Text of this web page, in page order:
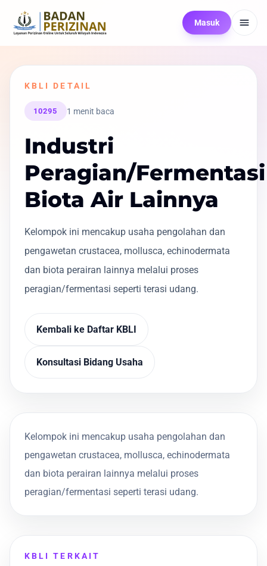
Masuk
KBLI DETAIL
10295 1 menit baca
Industri
Peragian/Fermentasi
Biota Air Lainnya
Kelompok ini mencakup usaha pengolahan dan
pengawetan crustacea, mollusca, echinodermata
dan biota perairan lainnya melalui proses
peragian/fermentasi seperti terasi udang.
Kembali ke Daftar KBLI
Konsultasi Bidang Usaha
Kelompok ini mencakup usaha pengolahan dan
pengawetan crustacea, mollusca, echinodermata
dan biota perairan lainnya melalui proses
peragian/fermentasi seperti terasi udang.
KBLI TERKAIT